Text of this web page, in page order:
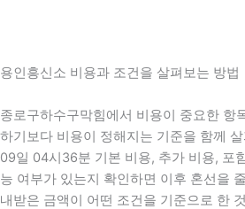
용인흥신소 비용과 조건을 살펴보는 방법
종로구하수구막힘에서 비용이 중요한 항
하기보다 비용이 정해지는 기준을 함께
09일 04시36분 기본 비용, 추가 비용, 포
능 여부가 있는지 확인하면 이후 혼선을
내받은 금액이 어떤 조건을 기준으로 한